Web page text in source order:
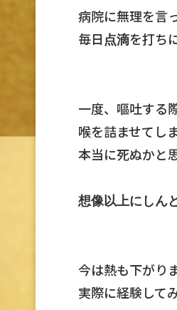
病院に無理を言
毎日 点滴を打ち
一度、嘔吐する
喉を詰ませてしま
本当に死ぬかと
想像以上にしん
今は熱も下がり
実際に経験してみ